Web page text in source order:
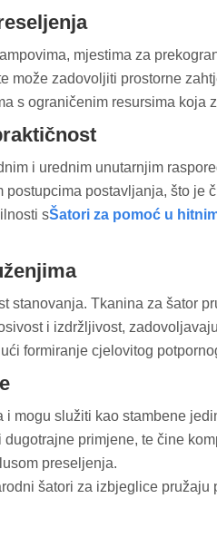
mjestima za
zadovoljiti prostorne
s ograničenim resursima koja
i urednim unutarnjim
postavljanja, što
sŠatori za pomoć u
Tkanina za šator
i izdržljivost,
formiranje cjelovitog
služiti kao stambene
primjene, te čine
preseljenja.
šatori za izbjeglice